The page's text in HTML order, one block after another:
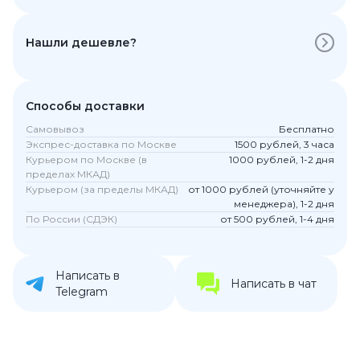
Нашли дешевле?
Способы доставки
Самовывоз
Бесплатно
Экспрес-доставка по Москве
1500 рублей, 3 часа
Курьером по Москве (в
пределах МКАД)
1000 рублей, 1-2 дня
Курьером (за пределы МКАД)
от 1000 рублей (уточняйте у
менеджера), 1-2 дня
По России (СДЭК)
от 500 рублей, 1-4 дня
Написать в
Telegram
Написать в чат